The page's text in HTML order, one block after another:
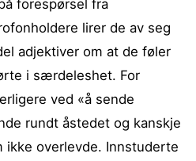
forespørsel fra
lirer de av seg
adjektiver om at de føler
i særdeleshet. For
ved «å sende
rundt åstedet og kanskje
ikke overlevde. Innstuderte